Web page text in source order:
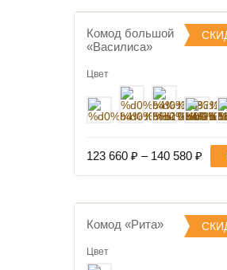
Комод большой
«Василиса»
Цвет
123 660 ₽ – 140 580 ₽
Комод «Рита»
Цвет